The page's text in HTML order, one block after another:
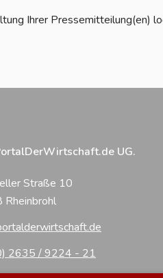
Ihrer Pressemitteilung(en)
UG.
Straße 10
2635 / 9224 - 21